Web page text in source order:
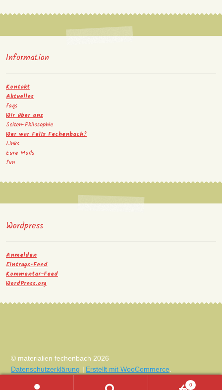
Information
Kontakt
Aktuelles
faqs
Wir über uns
Seiten-Philosophie
Wer war Felix Fechenbach?
Links
Eure Mails
fun
Wordpress
Anmelden
Eintrags-Feed
Kommentar-Feed
WordPress.org
© materialien fechenbach 2026
Datenschutzerklärung
Erstellt mit WooCommerce.
0